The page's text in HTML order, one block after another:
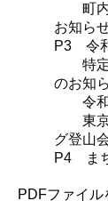
町内
お知ら
P3 令
特定
のお知
令和5
東京
グ登山
P4 ま
PDFファイ